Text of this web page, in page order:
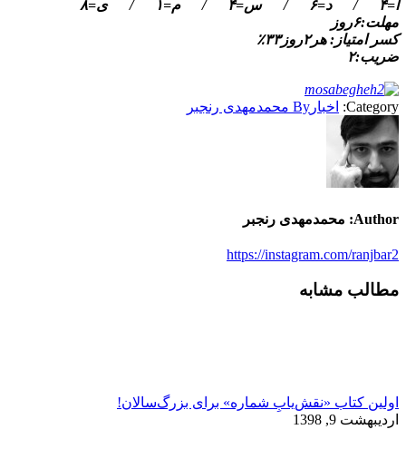
آ=۴ / د=۶ / س=۴ / م=۱ / ی=۸
مهلت:۶روز
کسر امتیاز: هر۲روز۳۳٪
ضریب:۲
Category: اخبار By محمدمهدی رنجبر
Author: محمدمهدی رنجبر
https://instagram.com/ranjbar2
مطالب مشابه
اولین کتاب «نقش‌یابِ شماره» برای بزرگ‌سالان!
اردیبهشت 9, 1398